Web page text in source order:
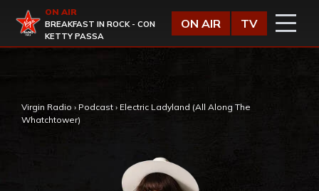
Virgin Radio
ON AIR
BREAKFAST IN ROCK - CON
KETTY PASSA
ON AIR TV
Virgin Radio › Podcast › Electric Ladyland (All Along The
Whatchtower)